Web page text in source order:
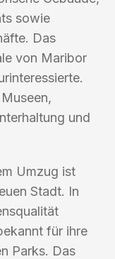
sowie
Das
von Maribor
und
Umzug ist
Stadt. In
für ihre
Parks. Das